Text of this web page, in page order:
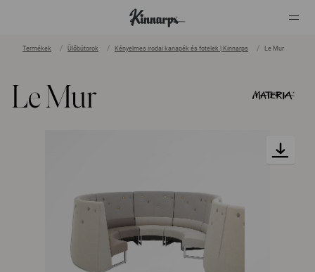
Termékek Ülőbútorok Kényelmes irodai kanapék és fotelek | Kinnarps Le Mur
Le Mur